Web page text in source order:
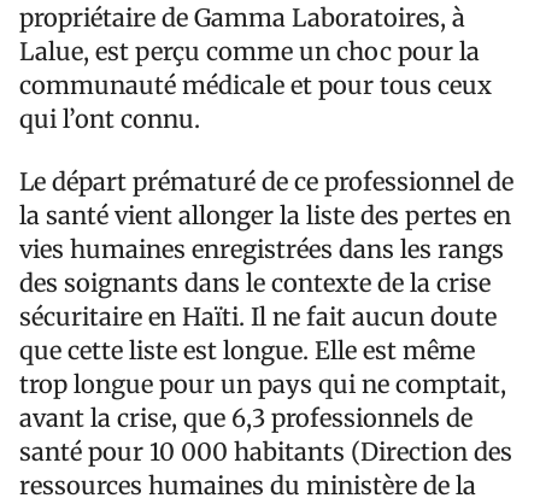
propriétaire de Gamma Laboratoires, à
Lalue, est perçu comme un choc pour la
communauté médicale et pour tous ceux
qui l’ont connu.
Le départ prématuré de ce professionnel de
la santé vient allonger la liste des pertes en
vies humaines enregistrées dans les rangs
des soignants dans le contexte de la crise
sécuritaire en Haïti. Il ne fait aucun doute
que cette liste est longue. Elle est même
trop longue pour un pays qui ne comptait,
avant la crise, que 6,3 professionnels de
santé pour 10 000 habitants (Direction des
ressources humaines du ministère de la